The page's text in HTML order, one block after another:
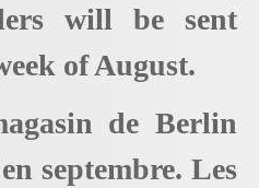
will be sent
of August.
de Berlin
septembre. Les